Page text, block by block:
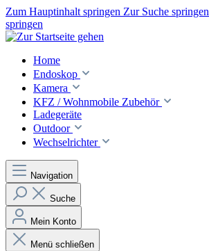
Zum Hauptinhalt springen Zur Suche springen
springen
Home
Endoskop
Kamera
KFZ / Wohnmobile Zubehör
Ladegeräte
Outdoor
Wechselrichter
Navigation
Suche
Mein Konto
Menü schließen